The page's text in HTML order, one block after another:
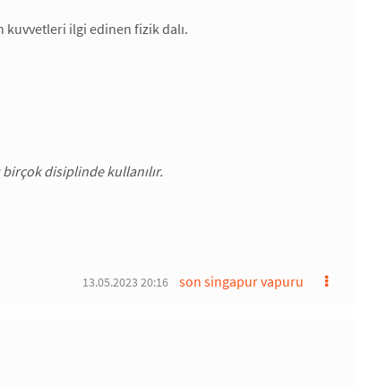
kuvvetleri ilgi edinen fizik dalı.
disiplinde kullanılır.
son singapur vapuru
13.05.2023 20:16